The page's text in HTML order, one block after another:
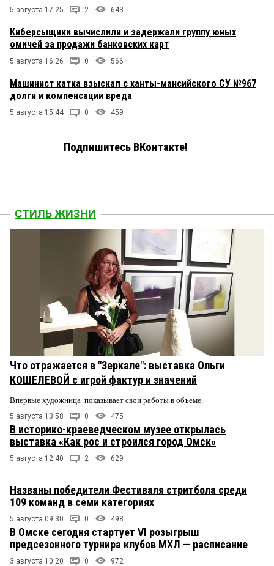
5 августа 17:25 2 643
Киберсыщики вычислили и задержали группу юных
омичей за продажи банковских карт
5 августа 16:26 0 566
Машинист катка взыскал с ханты-мансийского СУ №967
долги и компенсации вреда
5 августа 15:44 0 459
Подпишитесь ВКонтакте!
СТИЛЬ ЖИЗНИ
Что отражается в "Зеркале": выставка Ольги
КОШЕЛЕВОЙ с игрой фактур и значений
Впервые художница показывает свои работы в объеме.
5 августа 13:58 0 475
В историко-краеведческом музее открылась
выставка «Как рос и строился город Омск»
5 августа 12:40 2 629
Названы победители Фестиваля стритбола среди
109 команд в семи категориях
5 августа 09:30 0 498
В Омске сегодня стартует VI розыгрыш
предсезонного турнира клубов МХЛ — расписание
3 августа 10:20 0 972